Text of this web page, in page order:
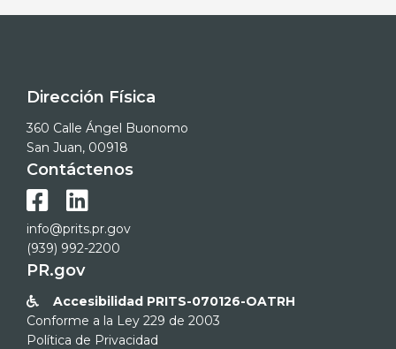
Dirección Física
360 Calle Ángel Buonomo
San Juan, 00918
Contáctenos
 
info@prits.pr.gov
(939) 992-2200
PR.gov

Accesibilidad PRITS-070126-OATRH
Conforme a la Ley 229 de 2003
Política de Privacidad